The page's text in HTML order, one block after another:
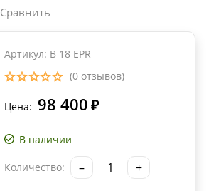
Сравнить
Артикул: B 18 EPR
(0 отзывов)
Цена: 98 400 ₽
В наличии
Количество: – +